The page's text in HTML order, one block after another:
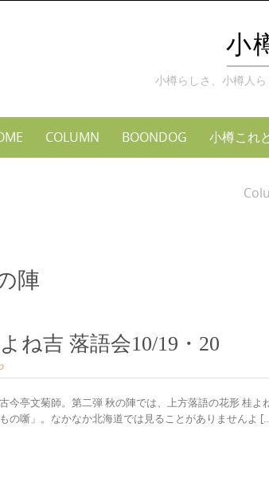
小
小樽らしさ、小樽人ら
COLUMN BOONDOG 小樽これ
陣
ね吉 落語会10/19・20
今亭文菊師。第二弾 秋の陣では、上方落語の花形 桂
の噺」。なかなか北海道では見ることがありませんよ